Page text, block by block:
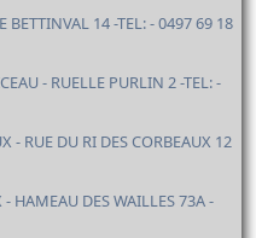
BETTINVAL 14 -TEL: - 0497 69 18
- RUELLE PURLIN 2 -TEL: -
- RUE DU RI DES CORBEAUX 12
HAMEAU DES WAILLES 73A -